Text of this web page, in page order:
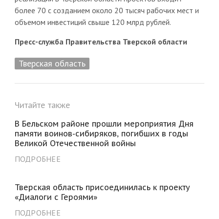
более 70 с созданием около 20 тысяч рабочих мест и
объемом инвестиций свыше 120 млрд рублей.
Пресс-служба Правительства Тверской области
Тверская область
Читайте также
В Бельском районе прошли мероприятия Дня
памяти воинов-сибиряков, погибших в годы
Великой Отечественной войны
ПОДРОБНЕЕ
Тверская область присоединилась к проекту
«Диалоги с Героями»
ПОДРОБНЕЕ